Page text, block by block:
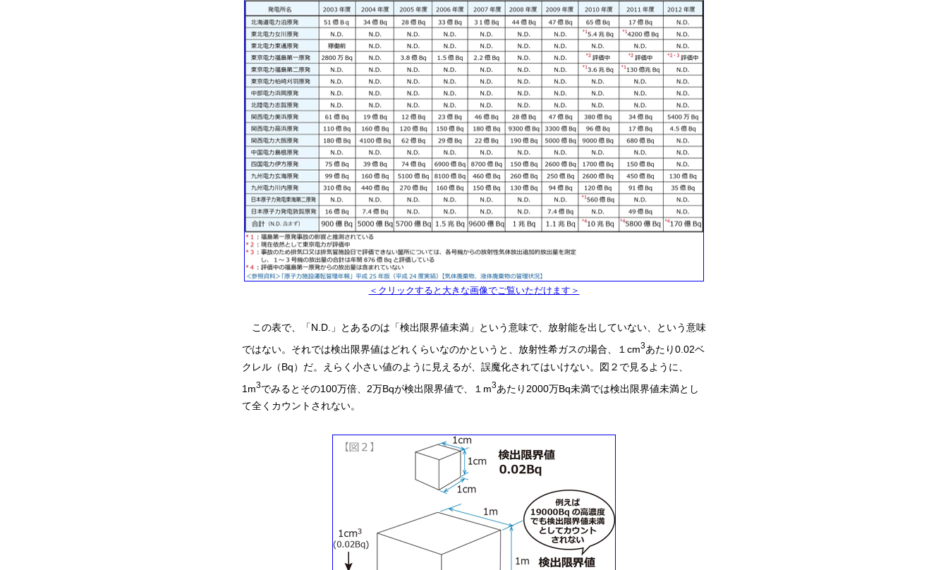
＜クリックすると大きな画像でご覧いただけます＞
この表で、「N.D.」とあるのは「検出限界値未満」という意味で、放射能を出していない、という意味
ではない。それでは検出限界値はどれくらいなのかというと、放射性希ガスの場合、１cm3あたり0.02ベ
クレル（Bq）だ。えらく小さい値のように見えるが、誤魔化されてはいけない。図２で見るように、
1m3でみるとその100万倍、2万Bqが検出限界値で、１m3あたり2000万Bq未満では検出限界値未満とし
て全くカウントされない。